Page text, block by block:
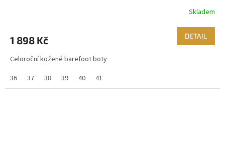
Skladem
1 898 Kč DETAIL
Celoroční kožené barefoot boty
36
37 38 39 40 41